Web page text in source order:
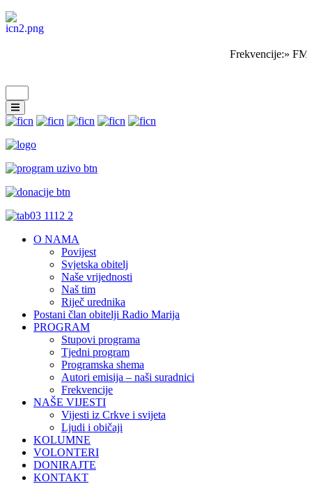
Frekvencije:»
O NAMA
Povijest
Svjetska obitelj
Naše vrijednosti
Naš tim
Riječ urednika
Postani član obitelji Radio Marija
PROGRAM
Stupovi programa
Tjedni program
Programska shema
Autori emisija – naši suradnici
Frekvencije
NAŠE VIJESTI
Vijesti iz Crkve i svijeta
Ljudi i običaji
KOLUMNE
VOLONTERI
DONIRAJTE
KONTAKT